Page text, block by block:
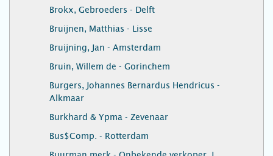
Brokx, Gebroeders - Delft
Bruijnen, Matthias - Lisse
Bruijning, Jan - Amsterdam
Bruin, Willem de - Gorinchem
Burgers, Johannes Bernardus Hendricus -
Alkmaar
Burkhard & Ypma - Zevenaar
Bus$Comp. - Rotterdam